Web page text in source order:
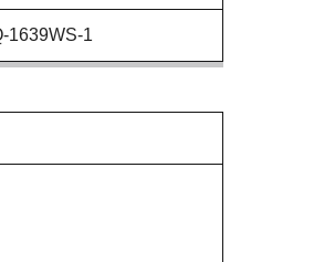
1639WS-1